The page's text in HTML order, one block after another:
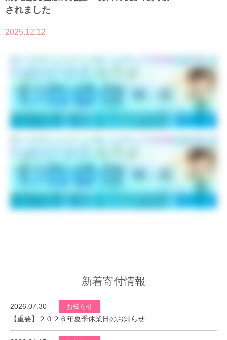
されました
2025.12.12
新着寄付情報
2026.07.30 お知らせ
【重要】２０２６年夏季休業日のお知らせ